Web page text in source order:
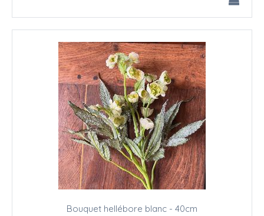
Bouquet hellébore blanc - 40cm